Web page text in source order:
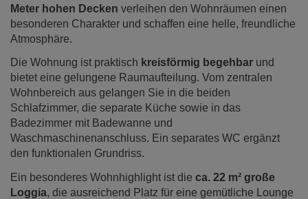
Meter hohen Decken verleihen den Wohnräumen einen
besonderen Charakter und schaffen eine helle, freundliche
Atmosphäre.
Die Wohnung ist praktisch kreisförmig begehbar und
bietet eine gelungene Raumaufteilung. Vom zentralen
Wohnbereich aus gelangen Sie in die beiden
Schlafzimmer, die separate Küche sowie in das
Badezimmer mit Badewanne und
Waschmaschinenanschluss. Ein separates WC ergänzt
den funktionalen Grundriss.
Ein besonderes Wohnhighlight ist die ca. 22 m² große
Loggia, die ausreichend Platz für eine gemütliche Lounge